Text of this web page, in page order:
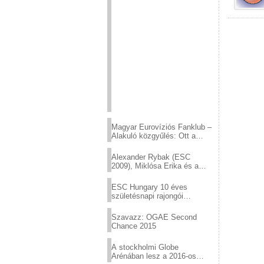
Magyar Eurovíziós Fanklub –
Alakuló közgyűlés: Ott a
Alexander Rybak (ESC
2009), Miklósa Erika és a
sztárjai a Margitszigeten
ESC Hungary 10 éves
születésnapi rajongói
Szavazz: OGAE Second
Chance 2015
A stockholmi Globe
Arénában lesz a 2016-os